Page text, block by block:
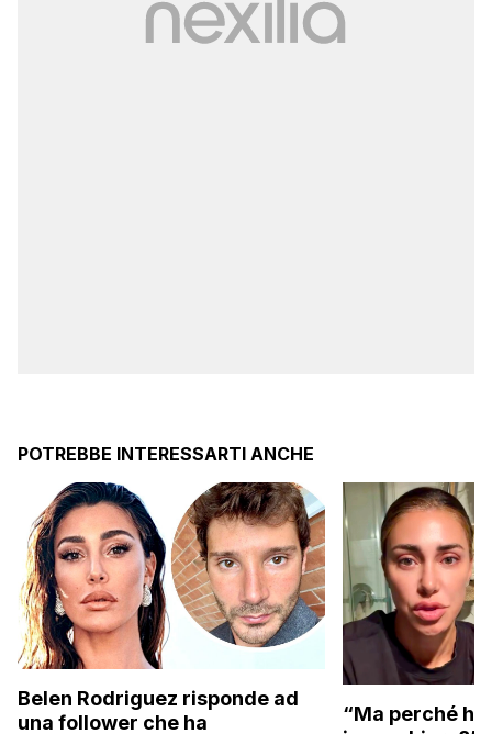
POTREBBE INTERESSARTI ANCHE
Belen Rodriguez risponde ad
una follower che ha
“Ma perché